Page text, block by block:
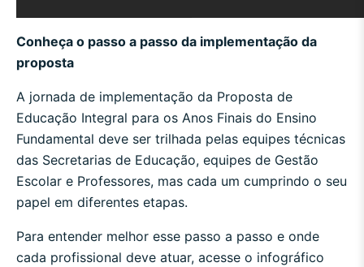
Conheça o passo a passo da implementação da
proposta
A jornada de implementação da Proposta de
Educação Integral para os Anos Finais do Ensino
Fundamental deve ser trilhada pelas equipes técnicas
das Secretarias de Educação, equipes de Gestão
Escolar e Professores, mas cada um cumprindo o seu
papel em diferentes etapas.
Para entender melhor esse passo a passo e onde
cada profissional deve atuar, acesse o infográfico